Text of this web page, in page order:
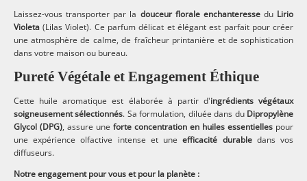
Laissez-vous transporter par la douceur florale enchanteressedu Lirio
Violeta(Lilas Violet). Ce parfum délicat et élégant est parfait pour créer
une atmosphère de calme, de fraîcheur printanière et de sophistication
dans votre maison ou bureau.
Pureté Végétale et Engagement Éthique
Cette huile aromatique est élaborée à partir d'ingrédients végétaux
soigneusement sélectionnés. Sa formulation, diluée dans du Dipropylène
Glycol (DPG), assure une forte concentration en huiles essentielles pour
une expérience olfactive intense et uneefficacité durabledans vos
diffuseurs.
Notre engagement pour vous et pour la planète :